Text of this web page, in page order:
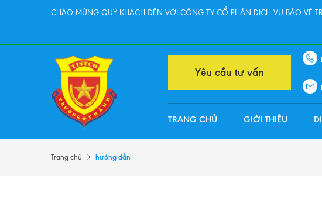
CHÀO MỪNG QUÝ KHÁCH ĐẾN VỚI CÔNG TY CỔ PHẦN DỊCH VỤ BẢO VỆ
Yêu cầu tư vấn
TRANG CHỦ GIỚI THIỆU
Trang chủ hướng dẫn